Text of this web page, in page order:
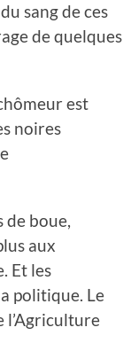
sang de ces
de quelques
est
noires
de boue,
aux
Et les
politique. Le
l’Agriculture